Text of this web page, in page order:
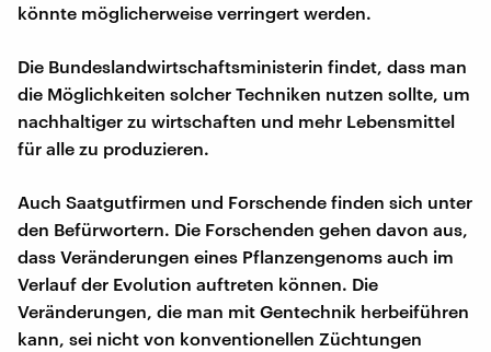
könnte möglicherweise verringert werden.
Die Bundeslandwirtschaftsministerin findet, dass man
die Möglichkeiten solcher Techniken nutzen sollte, um
nachhaltiger zu wirtschaften und mehr Lebensmittel
für alle zu produzieren.
Auch Saatgutfirmen und Forschende finden sich unter
den Befürwortern. Die Forschenden gehen davon aus,
dass Veränderungen eines Pflanzengenoms auch im
Verlauf der Evolution auftreten können. Die
Veränderungen, die man mit Gentechnik herbeiführen
kann, sei nicht von konventionellen Züchtungen